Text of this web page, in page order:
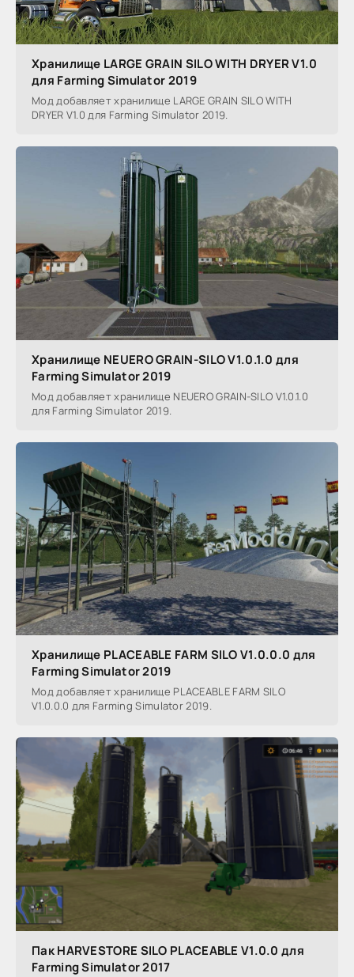
Хранилище LARGE GRAIN SILO WITH DRYER V1.0
для Farming Simulator 2019
Мод добавляет хранилище LARGE GRAIN SILO WITH
DRYER V1.0 для Farming Simulator 2019.
Хранилище NEUERO GRAIN-SILO V1.0.1.0 для
Farming Simulator 2019
Мод добавляет хранилище NEUERO GRAIN-SILO V1.0.1.0
для Farming Simulator 2019.
Хранилище PLACEABLE FARM SILO V1.0.0.0 для
Farming Simulator 2019
Мод добавляет хранилище PLACEABLE FARM SILO
V1.0.0.0 для Farming Simulator 2019.
Пак HARVESTORE SILO PLACEABLE V1.0.0 для
Farming Simulator 2017